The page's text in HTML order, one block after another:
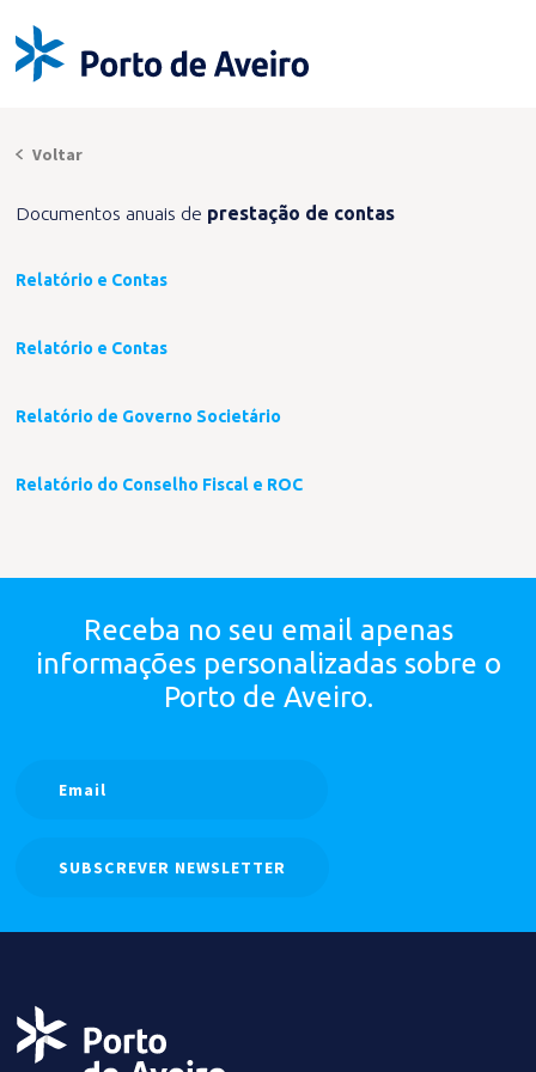
Voltar
Documentos anuais de prestação de contas
Relatório e Contas
Relatório e Contas
Relatório de Governo Societário
Relatório do Conselho Fiscal e ROC
Receba no seu email apenas
informações personalizadas sobre o
Porto de Aveiro.
SUBSCREVER NEWSLETTER